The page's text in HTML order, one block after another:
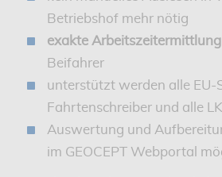
Betriebshof mehr nötig
exakte Arbeitszeitermittlung
Beifahrer
unterstützt werden alle EU-
Fahrtenschreiber und alle
Auswertung und
im GEOCEPT Webportal